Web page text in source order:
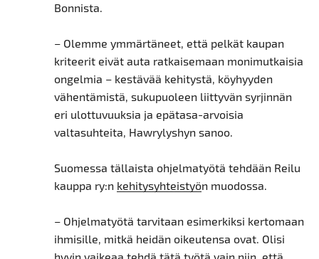
Bonnista.
– Olemme ymmärtäneet, että pelkät kaupan
kriteerit eivät auta ratkaisemaan monimutkaisia
ongelmia – kestävää kehitystä, köyhyyden
vähentämistä, sukupuoleen liittyvän syrjinnän
eri ulottuvuuksia ja epätasa-arvoisia
valtasuhteita, Hawrylyshyn sanoo.
Suomessa tällaista ohjelmatyötä tehdään Reilu
kauppa ry:n kehitysyhteistyön muodossa.
– Ohjelmatyötä tarvitaan esimerkiksi kertomaan
ihmisille, mitkä heidän oikeutensa ovat. Olisi